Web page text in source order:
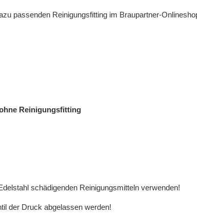
passenden Reinigungsfitting im Braupartner-
Reinigungsfitting
schädigenden Reinigungsmitteln verwenden!
der Druck abgelassen werden!